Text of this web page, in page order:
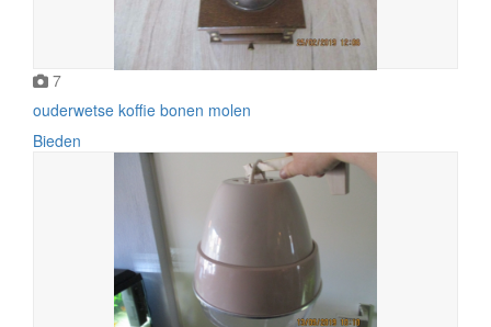
7
ouderwetse koffie bonen molen
Bieden